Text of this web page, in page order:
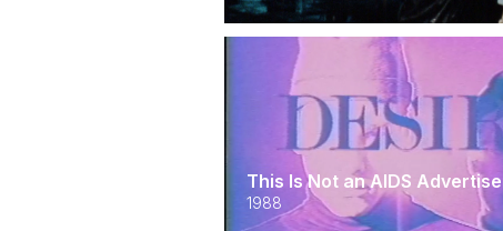
This Is Not an AIDS
1988